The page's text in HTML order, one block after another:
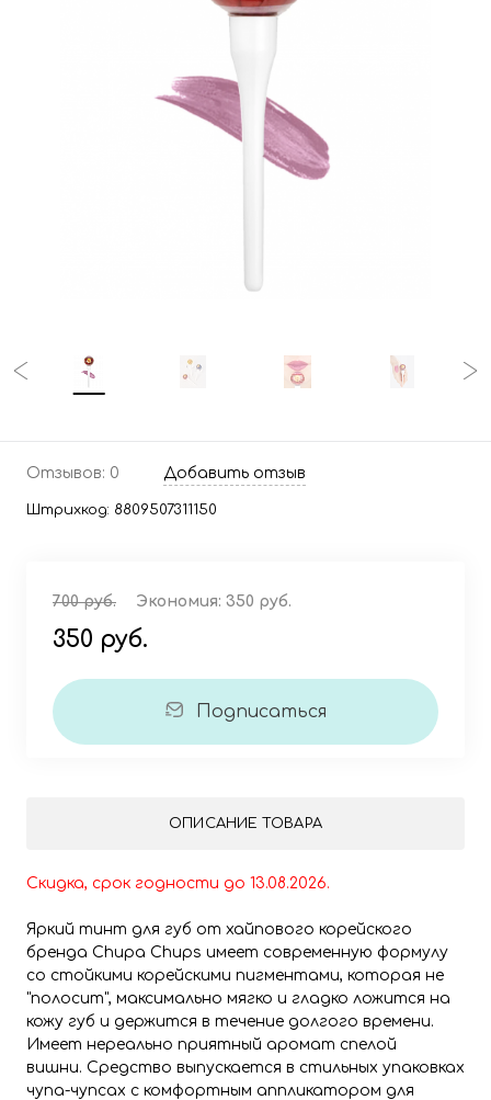
Отзывов: 0 Добавить отзыв
Штрихкод: 8809507311150
700 руб. Экономия: 350 руб.
350 руб.
Подписаться
ОПИСАНИЕ ТОВАРА
Скидка, срок годности до 13.08.2026.
Яркий тинт для губ от хайпового корейского
бренда Chupa Chups имеет современную формулу
со стойкими корейскими пигментами, которая не
"полосит", максимально мягко и гладко ложится на
кожу губ и держится в течение долгого времени.
Имеет нереально приятный аромат спелой
вишни. Средство выпускается в стильных упаковках
чупа-чупсах с комфортным аппликатором для